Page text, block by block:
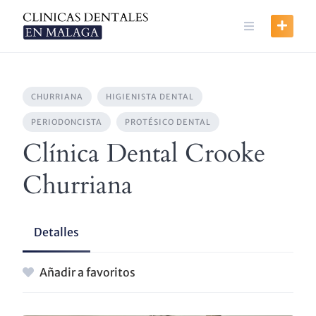
content
CHURRIANA HIGIENISTA DENTAL
PERIODONCISTA PROTÉSICO DENTAL
Clínica Dental Crooke
Churriana
Detalles
Añadir a favoritos